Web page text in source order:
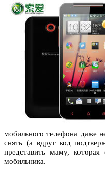
мобильного телефона даже
снять (а вдруг код
представить маму,
мобильника.